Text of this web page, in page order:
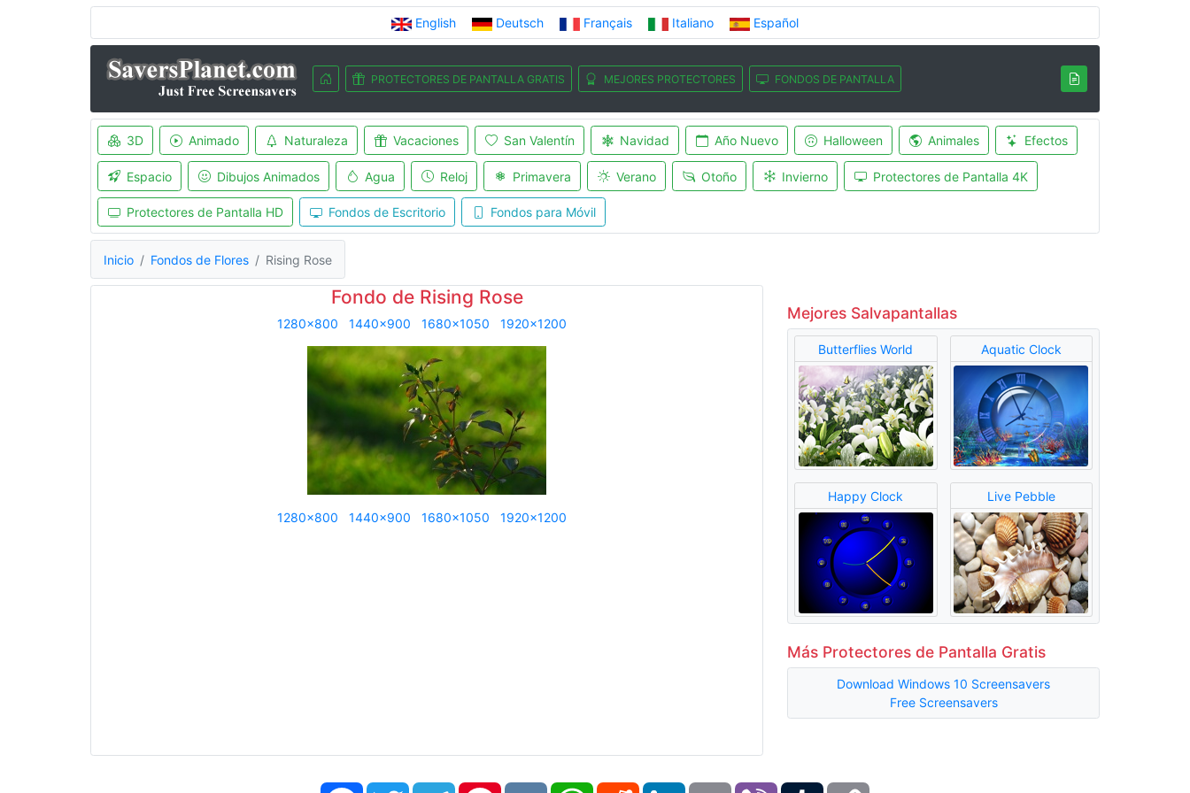
English Deutsch Français Italiano Español
PROTECTORES DE PANTALLA GRATIS MEJORES PROTECTORES FONDOS DE PANTALLA
3D Animado Naturaleza Vacaciones San Valentín Navidad Año Nuevo Halloween Animales Efectos
Espacio Dibujos Animados Agua Reloj Primavera Verano Otoño Invierno Protectores de Pantalla 4K
Protectores de Pantalla HD Fondos de Escritorio Fondos para Móvil
Inicio Fondos de Flores Rising Rose
Fondo de Rising Rose
1280x800 1440x900 1680x1050 1920x1200
1280x800 1440x900 1680x1050 1920x1200
Mejores Salvapantallas
Butterflies World Aquatic Clock
Happy Clock Live Pebble
Más Protectores de Pantalla Gratis
Download Windows 10 Screensavers
Free Screensavers